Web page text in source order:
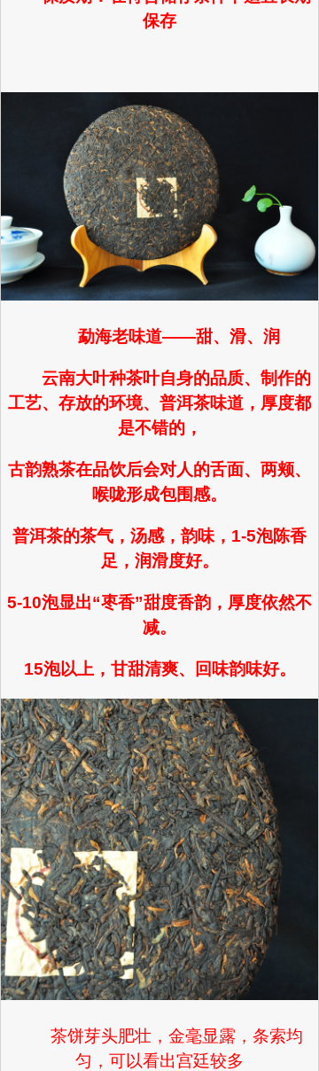
保存
勐海老味道——甜、滑、润
云南大叶种茶叶自身的品质、制作的
工艺、存放的环境、普洱茶味道，厚度都
是不错的，
古韵熟茶在品饮后会对人的舌面、两颊、
喉咙形成包围感。
普洱茶的茶气，汤感，韵味，1-5泡陈香
足，润滑度好。
5-10泡显出“枣香”甜度香韵，厚度依然不
减。
15泡以上，甘甜清爽、回味韵味好。
茶饼芽头肥壮，金毫显露，条索均
匀，可以看出宫廷较多